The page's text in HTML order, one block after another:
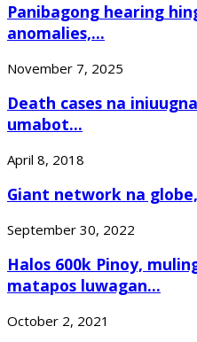
Panibagong hearing
anomalies,...
November 7, 2025
Death cases na
umabot...
April 8, 2018
Giant network na
September 30, 2022
Halos 600k Pinoy,
matapos luwagan...
October 2, 2021